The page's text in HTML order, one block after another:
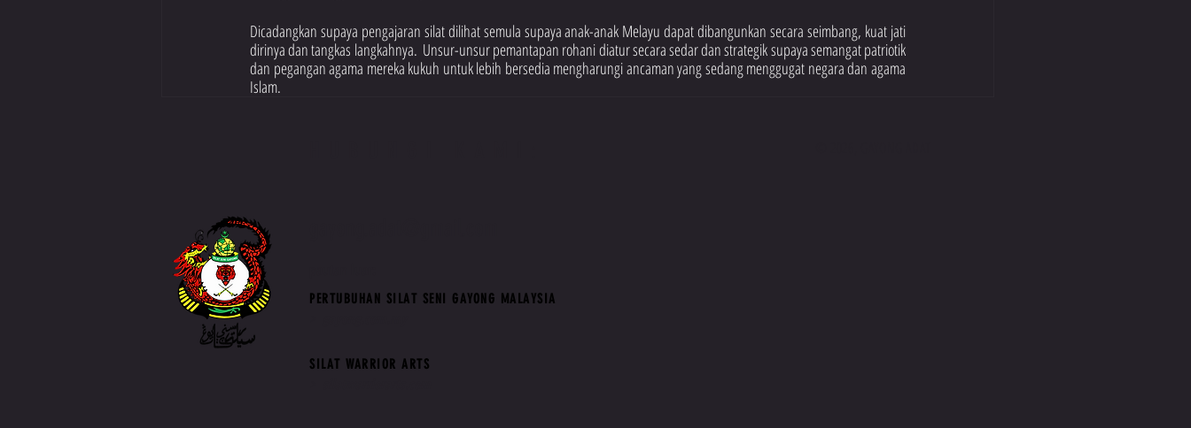
Dicadangkan supaya pengajaran silat dilihat semula supaya anak-anak Melayu dapat dibangunkan secara seimbang, kuat jati
dirinya dan tangkas langkahnya.  Unsur-unsur pemantapan rohani diatur secara sedar dan strategik supaya semangat patriotik
dan pegangan agama mereka kukuh untuk lebih bersedia mengharungi ancaman yang sedang menggugat negara dan agama
Islam.
PERTUBUHAN SILAT SENI GAYONG MALAYSIA
SILAT WARRIOR ARTS